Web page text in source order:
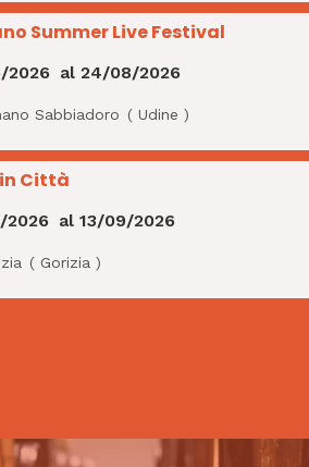
Summer Live Festival
2026 al24/08/2026
Sabbiadoro (Udine )
Città
2026 al13/09/2026
( Gorizia )